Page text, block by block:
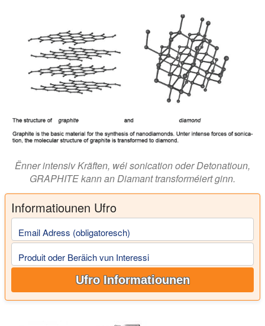
Ënner intensiv Kräften, wéi sonication oder Detonatioun,
GRAPHITE kann an Diamant transforméiert ginn.
Informatiounen Ufro
Email Adress (obligatoresch)
Produit oder Beräich vun Interessi
Ufro Informatiounen